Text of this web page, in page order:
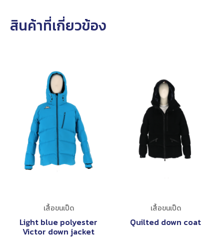
สินค้าที่เกี่ยวข้อง
เสื้อขนเป็ด
Light blue polyester
Victor down jacket
เสื้อขนเป็ด
Quilted down coat